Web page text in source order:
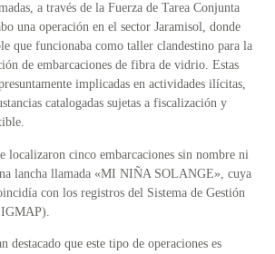
a través de la Fuerza de Tarea Conjunta
una operación en el sector Jaramisol, donde
que funcionaba como taller clandestino para la
de embarcaciones de fibra de vidrio. Estas
implicadas en actividades ilícitas,
catalogadas sujetas a fiscalización y
localizaron cinco embarcaciones sin nombre ni
lancha llamada «MI NIÑA SOLANGE», cuya
con los registros del Sistema de Gestión
destacado que este tipo de operaciones es